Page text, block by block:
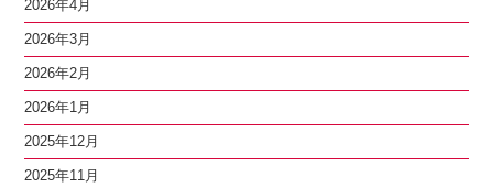
2026年4月
2026年3月
2026年2月
2026年1月
2025年12月
2025年11月